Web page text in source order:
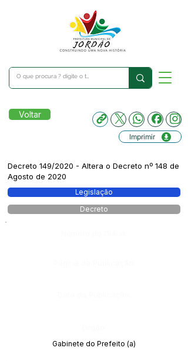
Voltar
Imprimir
Decreto 149/2020 - Altera o Decreto nº 148 de
Agosto de 2020
Legislação
Decreto
Gabinete do Prefeito (a)